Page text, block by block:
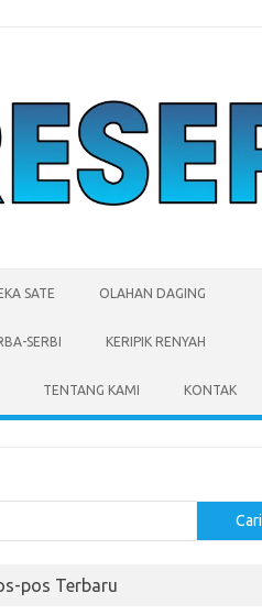
SATE OLAHAN DAGING
SERBI KERIPIK RENYAH
TENTANG KAMI KONTAK
Cari
pos Terbaru